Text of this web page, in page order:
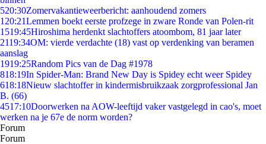
520:30Zomervakantieweerbericht: aanhoudend zomers
1 20:21Lemmen boekt eerste profzege in zware Ronde van Polen-rit
1519:45Hiroshima herdenkt slachtoffers atoombom, 81 jaar later
2119:34OM: vierde verdachte (18) vast op verdenking van beramen
aanslag
1919:25Random Pics van de Dag #1978
818:19In Spider-Man: Brand New Day is Spidey echt weer Spidey
618:18Nieuw slachtoffer in kindermisbruikzaak zorgprofessional Jan
B. (66)
4517:10Doorwerken na AOW-leeftijd vaker vastgelegd in cao's, moet
werken na je 67e de norm worden?
Forum
Forum